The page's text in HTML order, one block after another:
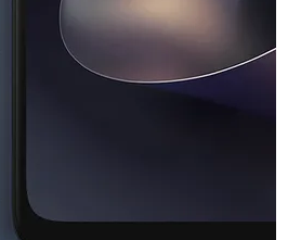
como disponible para comprar. Última